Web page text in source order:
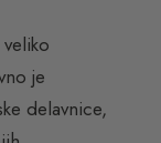
je
delavnice,